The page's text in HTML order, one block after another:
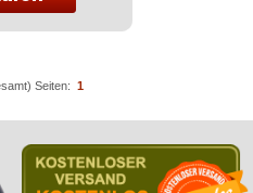
Seiten: 1